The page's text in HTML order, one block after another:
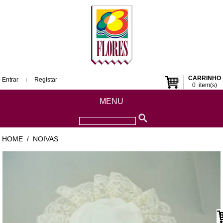
CARRINHO
0item(s)
Entrar Registar
MENU
HOME / NOIVAS